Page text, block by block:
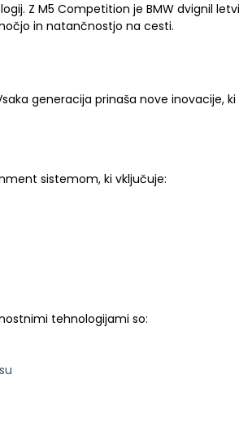
Z M5 Competition je BMW dvignil
in natančnostjo na cesti.
generacija prinaša nove inovacije, ki
sistemom, ki vključuje:
tehnologijami so: